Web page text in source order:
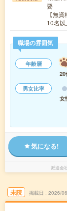
要
【無
10名
職場の雰囲気
年齢層
20
男女比率
女
気になる!
派遣会社
未読 掲載日 2026/